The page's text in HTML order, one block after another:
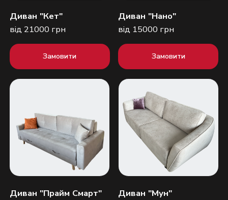
Диван "Кет"
від 21000 грн
Замовити
Диван "Нано"
від 15000 грн
Замовити
Диван "Прайм Смарт"
Диван "Мун"